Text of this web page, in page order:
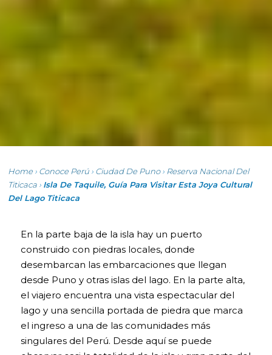
Home › Conoce Perú › Ciudad De Puno› Reserva Nacional Del
Titicaca › Isla De Taquile, Guía Para Visitar Esta Joya Cultural
Del Lago Titicaca
En la parte baja de la isla hay un puerto
construido con piedras locales, donde
desembarcan las embarcaciones que llegan
desde Puno y otras islas del lago. En la parte alta,
el viajero encuentra una vista espectacular del
lago y una sencilla portada de piedra que marca
el ingreso a una de las comunidades más
singulares del Perú. Desde aquí se puede